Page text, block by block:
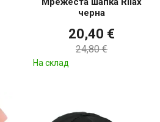
черна
20,40 €
24,80 €
На склад